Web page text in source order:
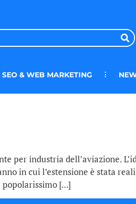
SEO & WEB MARKETING
per industria dell’aviazione.
in cui l’estensione è stata
popolarissimo […]